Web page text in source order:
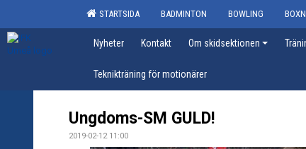
STARTSIDA BADMINTON BOWLING
Nyheter Kontakt Om skidsektionen
Teknikträning för motionärer
Ungdoms-SM GULD!
2019-02-12 11:00